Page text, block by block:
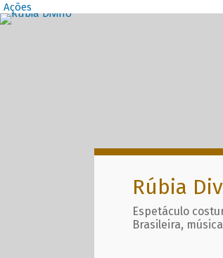
Ações
Rúbia
Espetáculo
Brasileira,